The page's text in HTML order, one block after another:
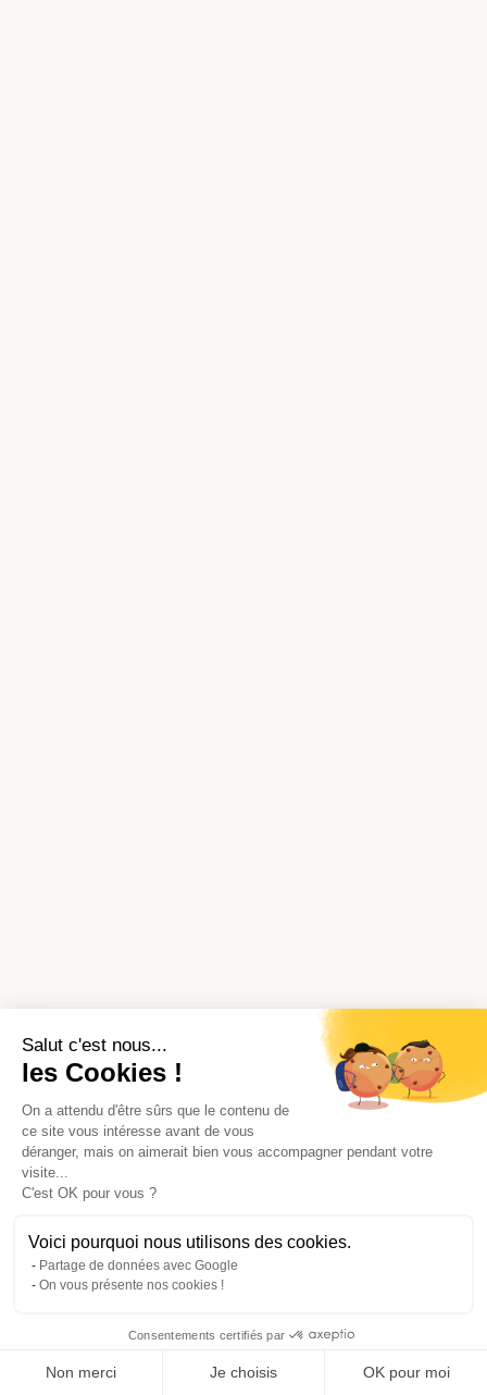
Salut c'est nous...
les Cookies !
On a attendu d'être sûrs que le contenu de
ce site vous intéresse avant de vous
déranger, mais on aimerait bien vous accompagner pendant votre
visite...
C'est OK pour vous ?
Voici pourquoi nous utilisons des cookies.
Partage de données avec Google
On vous présente nos cookies !
Consentements certifiés par
Non merci Je choisis OK pour moi